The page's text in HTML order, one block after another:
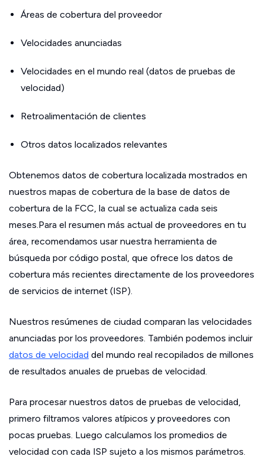
Áreas de cobertura del proveedor
Velocidades anunciadas
Velocidades en el mundo real (datos de pruebas de
velocidad)
Retroalimentación de clientes
Otros datos localizados relevantes
Obtenemos datos de cobertura localizada mostrados en
nuestros mapas de cobertura de la base de datos de
cobertura de la FCC, la cual se actualiza cada seis
meses.Para el resumen más actual de proveedores en tu
área, recomendamos usar nuestra herramienta de
búsqueda por código postal, que ofrece los datos de
cobertura más recientes directamente de los proveedores
de servicios de internet (ISP).
Nuestros resúmenes de ciudad comparan las velocidades
anunciadas por los proveedores. También podemos incluir
datos de velocidad del mundo real recopilados de millones
de resultados anuales de pruebas de velocidad.
Para procesar nuestros datos de pruebas de velocidad,
primero filtramos valores atípicos y proveedores con
pocas pruebas. Luego calculamos los promedios de
velocidad con cada ISP sujeto a los mismos parámetros.